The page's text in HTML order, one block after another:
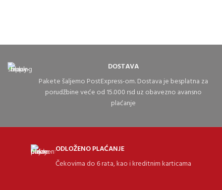
DOSTAVA
Pakete šaljemo PostExpress-om. Dostava je besplatna za
porudžbine veće od 15.000 rsd uz obavezno avansno
plaćanje
ODLOŽENO PLAĆANJE
Čekovima do 6 rata, kao i kreditnim karticama